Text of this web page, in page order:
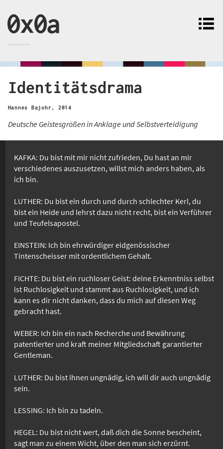
0x0a
Identitätsdrama
Hannes Bajohr, 2014
Deutsche Geistesgrößen in Anklage und Selbstverteidigung
KAFKA: Du bist mit mir nicht zufrieden, Du hast an mir
verschiedenes auszusetzen, willst mich anders haben, als
ich bin.
LUTHER: Du bist ein durch und durch schlechter Kerl, du
bist ein Heide und lehrst dazu nicht recht, bist ein Verführer
und Teufelsapostel.
EINSTEIN: Ich bin ehrwürdiger eidgenössischer
Tintenscheisser mit ordentlichem Gehalt.
FICHTE: Du bist ein ruchloser Geist: deine Erkenntniss selbst
ist Ruchlosigkeit und stammt aus Ruchlosigkeit, und ich
kann es dir nicht danken, dass du mich auf diesen Weg
gebracht hast.
WEBER: Ich bin ein nach Recherche und Bewährung
patentierter und kraft meiner Mitgliedschaft garantierter
Gentleman.
LUTHER: Du bist ihnen ungnädig, ich will dir auch ungnädig
sein.
LESSING: Ich bin zu tadeln.
HEGEL: Du bist nicht wert, daß dich die Sonne bescheint,
sagt man zu einem Wicht, über den man sich erzürnt.